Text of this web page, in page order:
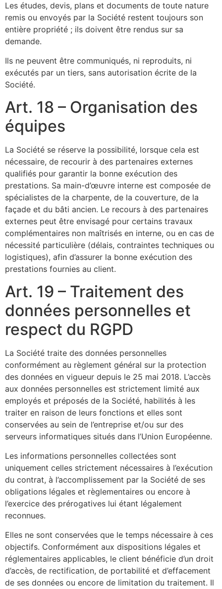
Les études, devis, plans et documents de toute nature
remis ou envoyés par la Société restent toujours son
entière propriété ; ils doivent être rendus sur sa
demande.
Ils ne peuvent être communiqués, ni reproduits, ni
exécutés par un tiers, sans autorisation écrite de la
Société.
Art. 18 – Organisation des
équipes
La Société se réserve la possibilité, lorsque cela est
nécessaire, de recourir à des partenaires externes
qualifiés pour garantir la bonne exécution des
prestations. Sa main-d’œuvre interne est composée de
spécialistes de la charpente, de la couverture, de la
façade et du bâti ancien. Le recours à des partenaires
externes peut être envisagé pour certains travaux
complémentaires non maîtrisés en interne, ou en cas de
nécessité particulière (délais, contraintes techniques ou
logistiques), afin d’assurer la bonne exécution des
prestations fournies au client.
Art. 19 – Traitement des
données personnelles et
respect du RGPD
La Société traite des données personnelles
conformément au règlement général sur la protection
des données en vigueur depuis le 25 mai 2018. L’accès
aux données personnelles est strictement limité aux
employés et préposés de la Société, habilités à les
traiter en raison de leurs fonctions et elles sont
conservées au sein de l’entreprise et/ou sur des
serveurs informatiques situés dans l’Union Européenne.
Les informations personnelles collectées sont
uniquement celles strictement nécessaires à l’exécution
du contrat, à l’accomplissement par la Société de ses
obligations légales et règlementaires ou encore à
l’exercice des prérogatives lui étant légalement
reconnues.
Elles ne sont conservées que le temps nécessaire à ces
objectifs. Conformément aux dispositions légales et
réglementaires applicables, le client bénéficie d’un droit
d’accès, de rectification, de portabilité et d’effacement
de ses données ou encore de limitation du traitement. Il